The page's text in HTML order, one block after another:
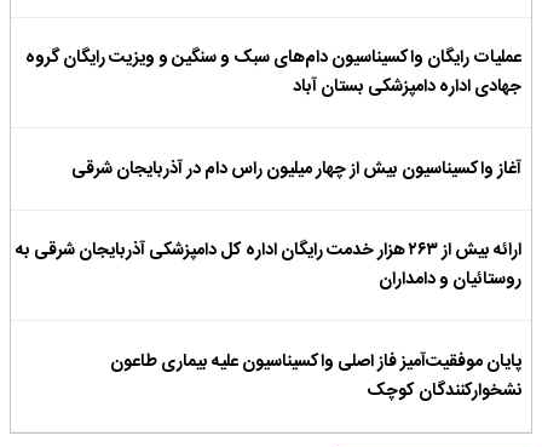
عملیات رایگان واکسیناسیون دام‌های سبک و سنگین و ویزیت رایگان گروه
جهادی اداره دامپزشکی بستان آباد
آغاز واکسیناسیون بیش از چهار میلیون راس دام در آذربایجان شرقی
ارائه بیش از ۲۶۳ هزار خدمت رایگان اداره کل دامپزشکی آذربایجان شرقی به
روستائیان و دامداران
پایان موفقیت‌آمیز فاز اصلی واکسیناسیون علیه بیماری طاعون
نشخوارکنندگان کوچک